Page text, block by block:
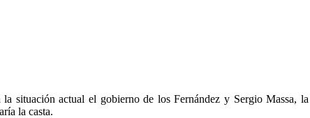
situación actual el gobierno de los Fernández y Sergio Massa,
la casta.